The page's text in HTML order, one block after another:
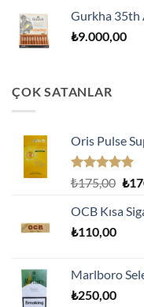
Gurkha 35th
₺9.000,00
ÇOK SATANLAR
Oris Pulse
5 üzerinden
oy
aldı
₺175,00 ₺
OCB Kısa
₺110,00
Marlboro
₺250,00